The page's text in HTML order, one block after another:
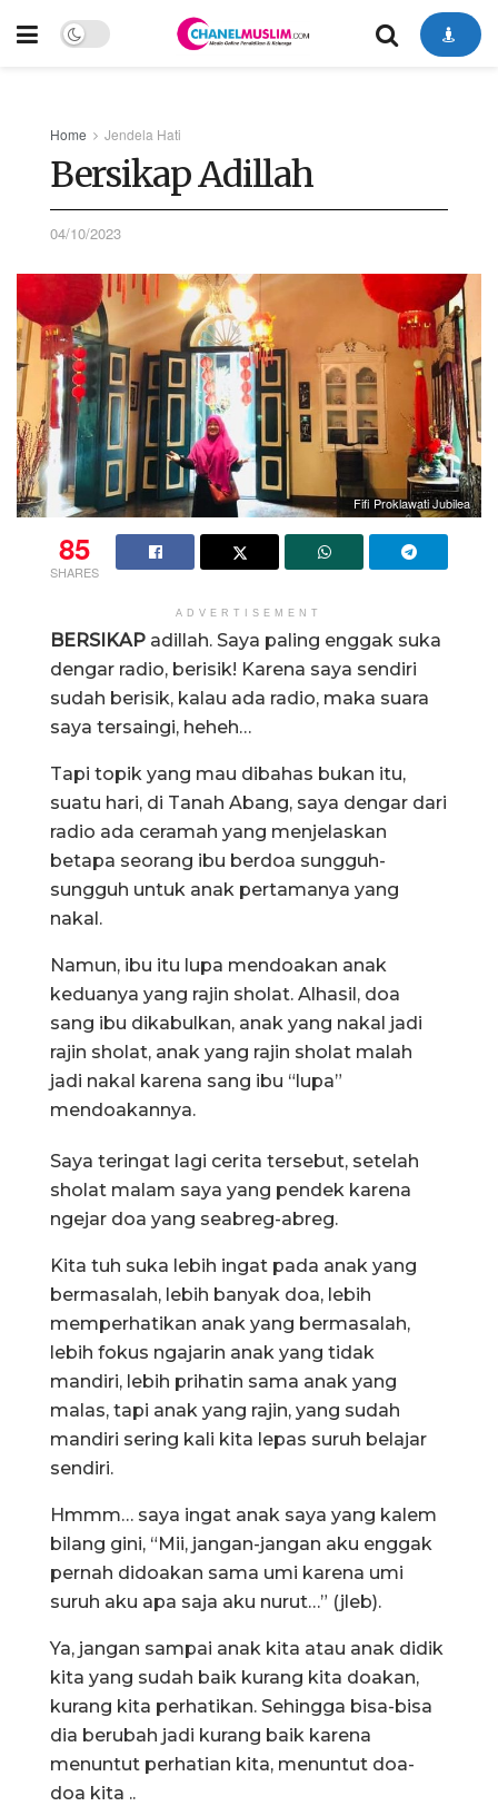
Home Jendela Hati
Bersikap Adillah
04/10/2023
Fifi Proklawati Jubilea
85
SHARES
ADVERTISEMENT
BERSIKAP adillah. Saya paling enggak suka
dengar radio, berisik! Karena saya sendiri
sudah berisik, kalau ada radio, maka suara
saya tersaingi, heheh…
Tapi topik yang mau dibahas bukan itu,
suatu hari, di Tanah Abang, saya dengar dari
radio ada ceramah yang menjelaskan
betapa seorang ibu berdoa sungguh-
sungguh untuk anak pertamanya yang
nakal.
Namun, ibu itu lupa mendoakan anak
keduanya yang rajin sholat. Alhasil, doa
sang ibu dikabulkan, anak yang nakal jadi
rajin sholat, anak yang rajin sholat malah
jadi nakal karena sang ibu “lupa”
mendoakannya.
Saya teringat lagi cerita tersebut, setelah
sholat malam saya yang pendek karena
ngejar doa yang seabreg-abreg.
Kita tuh suka lebih ingat pada anak yang
bermasalah, lebih banyak doa, lebih
memperhatikan anak yang bermasalah,
lebih fokus ngajarin anak yang tidak
mandiri, lebih prihatin sama anak yang
malas, tapi anak yang rajin, yang sudah
mandiri sering kali kita lepas suruh belajar
sendiri.
Hmmm… saya ingat anak saya yang kalem
bilang gini, “Mii, jangan-jangan aku enggak
pernah didoakan sama umi karena umi
suruh aku apa saja aku nurut…” (jleb).
Ya, jangan sampai anak kita atau anak didik
kita yang sudah baik kurang kita doakan,
kurang kita perhatikan. Sehingga bisa-bisa
dia berubah jadi kurang baik karena
menuntut perhatian kita, menuntut doa-
doa kita ..